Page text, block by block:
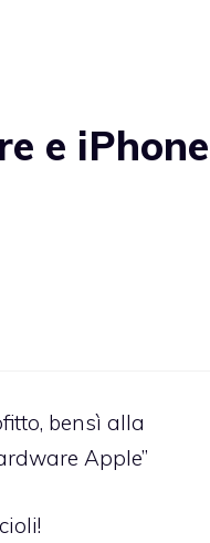
e iPhone
bensì alla
Apple”